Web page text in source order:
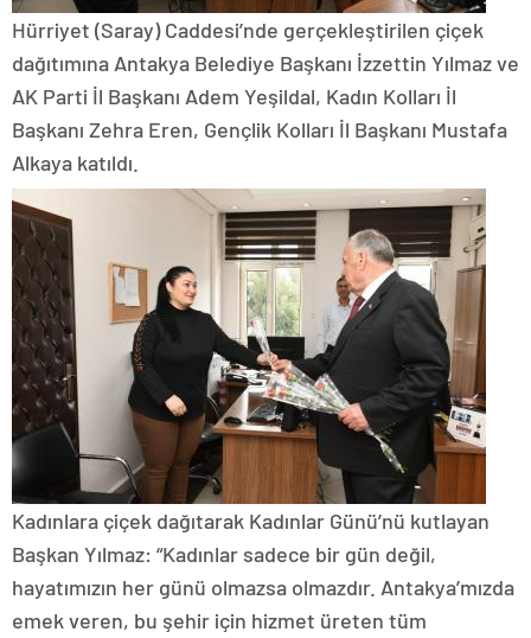
Hürriyet (Saray) Caddesi’nde gerçekleştirilen çiçek
dağıtımına Antakya Belediye Başkanı İzzettin Yılmaz ve
AK Parti İl Başkanı Adem Yeşildal, Kadın Kolları İl
Başkanı Zehra Eren, Gençlik Kolları İl Başkanı Mustafa
Alkaya katıldı.
Kadınlara çiçek dağıtarak Kadınlar Günü’nü kutlayan
Başkan Yılmaz: “Kadınlar sadece bir gün değil,
hayatımızın her günü olmazsa olmazdır. Antakya’mızda
emek veren, bu şehir için hizmet üreten tüm